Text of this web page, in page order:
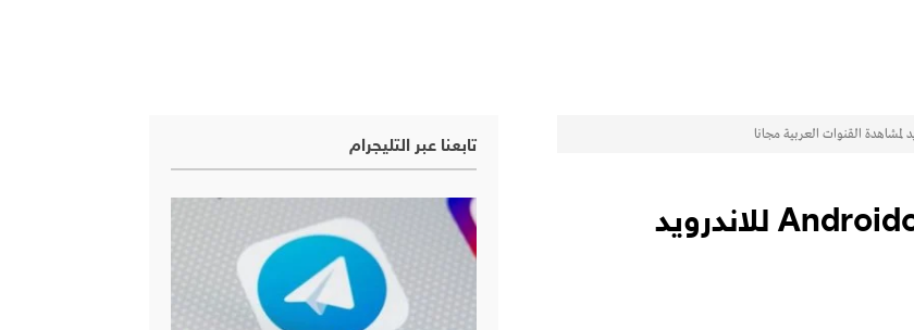
تحميل تطبيق Androidonepro Plus Tv للاندرويد
تابعنا عبر التليجرام